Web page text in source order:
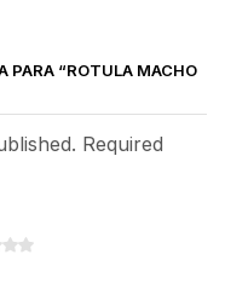
PARA “ROTULA MACHO
Required